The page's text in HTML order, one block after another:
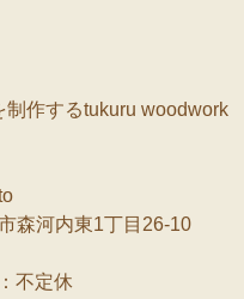
作するtukuru woodwork
森河内東1丁目26-10
不定休